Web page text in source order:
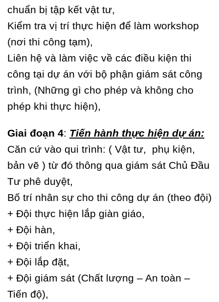
chuẩn bị tập kết vật tư,
Kiểm tra vị trí thực hiện để làm workshop
(nơi thi công tạm),
Liên hệ và làm việc về các điều kiện thi
công tại dự án với bộ phận giám sát công
trình, (Những gì cho phép và không cho
phép khi thực hiện),
Giai đoạn 4: Tiến hành thực hiện dự án:
Căn cứ vào qui trình: ( Vật tư, phụ kiện,
bản vẽ ) từ đó thông qua giám sát Chủ Đầu
Tư phê duyệt,
Bố trí nhân sự cho thi công dự án (theo đội)
+ Đội thực hiện lắp giàn giáo,
+ Đội hàn,
+ Đội triển khai,
+ Đội lắp đặt,
+ Đội giám sát (Chất lượng – An toàn –
Tiến độ),